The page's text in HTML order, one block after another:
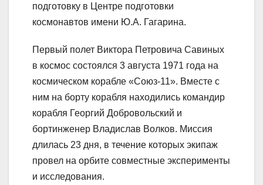
подготовку в Центре подготовки
космонавтов имени Ю.А. Гагарина.
Первый полет Виктора Петровича Савиных
в космос состоялся 3 августа 1971 года на
космическом корабле «Союз-11». Вместе с
ним на борту корабля находились командир
корабля Георгий Добровольский и
бортинженер Владислав Волков. Миссия
длилась 23 дня, в течение которых экипаж
провел на орбите совместные эксперименты
и исследования.